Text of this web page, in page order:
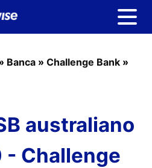
Banca » Challenge Bank »
australiano
Challenge